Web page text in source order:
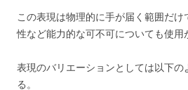
この表現は物理的に手が届く範囲だ
性など能力的な可不可についても使用
表現のバリエーションとしては以下
る。